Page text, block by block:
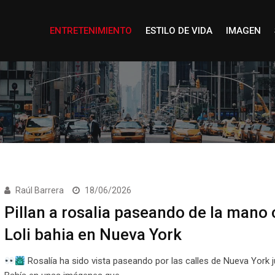
ENTRETENIMIENTO ESTILO DE VIDA IMAGEN
Raúl Barrera 18/06/2026
Pillan a rosalia paseando de la mano
Loli bahia en Nueva York
Rosalía ha sido vista paseando por las calles de Nueva York